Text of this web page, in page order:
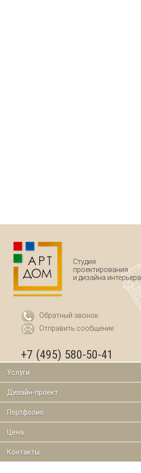
Студия
проектирования
и дизайна интерьера
Обратный звонок
Отправить сообщение
+7 (495) 580-50-41
Услуги
Дизайн-проект
Портфолио
Цена
Контакты